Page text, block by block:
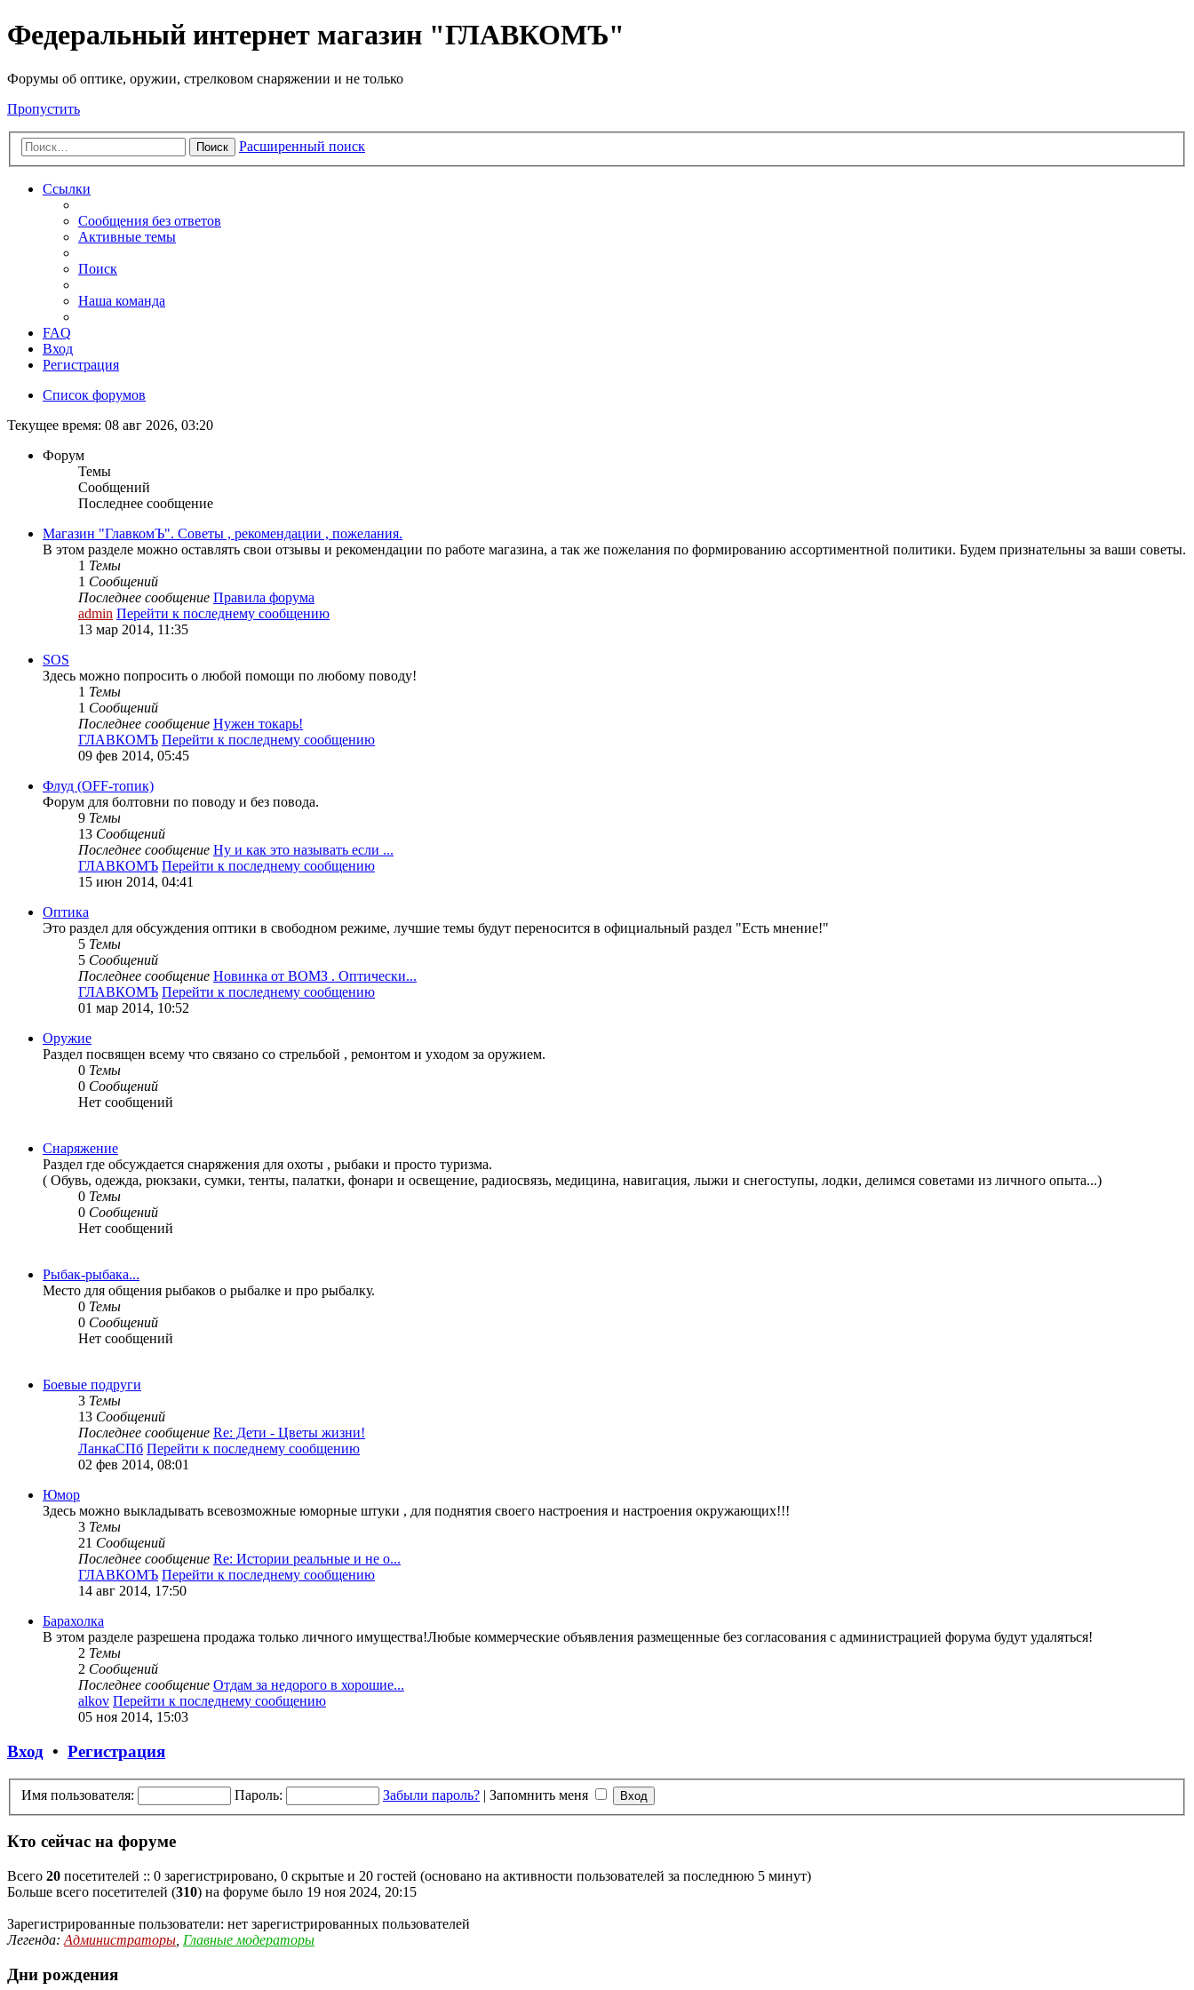
Федеральный интернет магазин "ГЛАВКОМЪ"
Форумы об оптике, оружии, стрелковом снаряжении и не только
Пропустить
Поиск Расширенный поиск
Ссылки
Сообщения без ответов
Активные темы
Поиск
Наша команда
FAQ
Вход
Регистрация
Список форумов
Текущее время: 08 авг 2026, 03:20
Форум
Темы
Сообщений
Последнее сообщение
Магазин "ГлавкомЪ". Советы , рекомендации , пожелания.
В этом разделе можно оставлять свои отзывы и рекомендации по работе магазина, а так же пожелания по формированию ассортиментной политики. Будем признательны за ваши советы.
1 Темы
1 Сообщений
Последнее сообщение Правила форума
admin Перейти к последнему сообщению
13 мар 2014, 11:35
SOS
Здесь можно попросить о любой помощи по любому поводу!
1 Темы
1 Сообщений
Последнее сообщение Нужен токарь!
ГЛАВКОМЪ Перейти к последнему сообщению
09 фев 2014, 05:45
Флуд (OFF-топик)
Форум для болтовни по поводу и без повода.
9 Темы
13 Сообщений
Последнее сообщение Ну и как это называть если ...
ГЛАВКОМЪ Перейти к последнему сообщению
15 июн 2014, 04:41
Оптика
Это раздел для обсуждения оптики в свободном режиме, лучшие темы будут переносится в официальный раздел "Есть мнение!"
5 Темы
5 Сообщений
Последнее сообщение Новинка от ВОМЗ . Оптически...
ГЛАВКОМЪ Перейти к последнему сообщению
01 мар 2014, 10:52
Оружие
Раздел посвящен всему что связано со стрельбой , ремонтом и уходом за оружием.
0 Темы
0 Сообщений
Нет сообщений
Снаряжение
Раздел где обсуждается снаряжения для охоты , рыбаки и просто туризма.
( Обувь, одежда, рюкзаки, сумки, тенты, палатки, фонари и освещение, радиосвязь, медицина, навигация, лыжи и снегоступы, лодки, делимся советами из личного опыта...)
0 Темы
0 Сообщений
Нет сообщений
Рыбак-рыбака...
Место для общения рыбаков о рыбалке и про рыбалку.
0 Темы
0 Сообщений
Нет сообщений
Боевые подруги
3 Темы
13 Сообщений
Последнее сообщение Re: Дети - Цветы жизни!
ЛанкаСПб Перейти к последнему сообщению
02 фев 2014, 08:01
Юмор
Здесь можно выкладывать всевозможные юморные штуки , для поднятия своего настроения и настроения окружающих!!!
3 Темы
21 Сообщений
Последнее сообщение Re: Истории реальные и не о...
ГЛАВКОМЪ Перейти к последнему сообщению
14 авг 2014, 17:50
Барахолка
В этом разделе разрешена продажа только личного имущества!Любые коммерческие объявления размещенные без согласования с администрацией форума будут удаляться!
2 Темы
2 Сообщений
Последнее сообщение Отдам за недорого в хорошие...
alkov Перейти к последнему сообщению
05 ноя 2014, 15:03
Вход • Регистрация
Имя пользователя: Пароль: Забыли пароль? | Запомнить меня
Кто сейчас на форуме
Всего 20 посетителей :: 0 зарегистрировано, 0 скрытые и 20 гостей (основано на активности пользователей за последнюю 5 минут)
Больше всего посетителей (310) на форуме было 19 ноя 2024, 20:15
Зарегистрированные пользователи: нет зарегистрированных пользователей
Легенда: Администраторы Главные модераторы
Дни рождения